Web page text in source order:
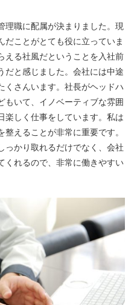
職に配属が決まりました。現
ことがとても役に立っていま
える社風だということを入社前
だと感じました。会社には中途
くさんいます。社長がヘッドハ
もいて、イノベーティブな雰囲
楽しく仕事をしています。私は
えることが非常に重要です。
っかり取れるだけでなく、会社
くれるので、非常に働きやすい